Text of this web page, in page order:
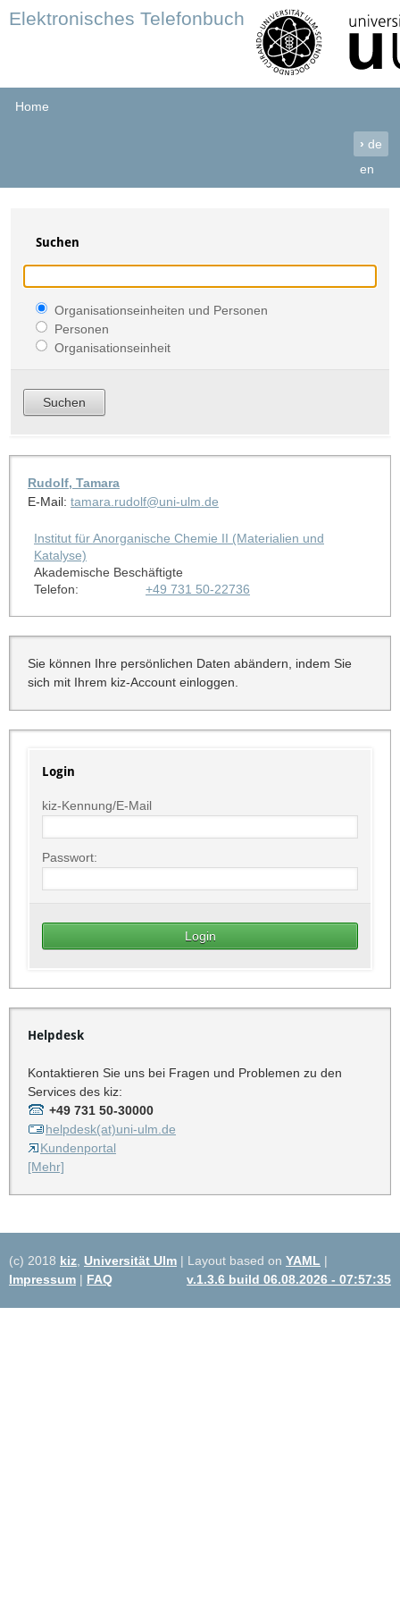
Elektronisches Telefonbuch
Home
› de
en
Suchen
Organisationseinheiten und Personen
Personen
Organisationseinheit
Rudolf, Tamara
E-Mail: tamara.rudolf@uni-ulm.de
Institut für Anorganische Chemie II (Materialien und
Katalyse)
Akademische Beschäftigte
Telefon:
+49 731 50-22736
Sie können Ihre persönlichen Daten abändern, indem Sie
sich mit Ihrem kiz-Account einloggen.
Login
kiz-Kennung/E-Mail
Passwort:
Helpdesk
Kontaktieren Sie uns bei Fragen und Problemen zu den
Services des kiz:
+49 731 50-30000
helpdesk(at)uni-ulm.de
Kundenportal
[Mehr]
(c) 2018 kiz Universität Ulm | Layout based on YAML |
Impressum | FAQ v.1.3.6 build 06.08.2026 - 07:57:35